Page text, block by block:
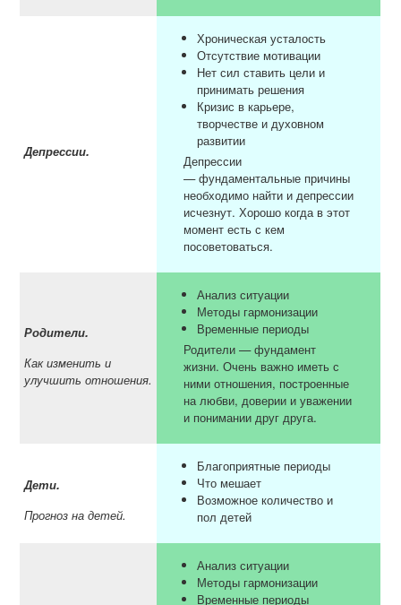
Депрессии.
Хроническая усталость
Отсутствие мотивации
Нет сил ставить цели и
принимать решения
Кризис в карьере,
творчестве и духовном
развитии
Депрессии
— фундаментальные причины
необходимо найти и депрессии
исчезнут. Хорошо когда в этот
момент есть с кем
посоветоваться.
Родители.
Как изменить и
улучшить отношения.
Анализ ситуации
Методы гармонизации
Временные периоды
Родители — фундамент
жизни. Очень важно иметь с
ними отношения, построенные
на любви, доверии и уважении
и понимании друг друга.
Дети.
Прогноз на детей.
Благоприятные периоды
Что мешает
Возможное количество и
пол детей
Анализ ситуации
Методы гармонизации
Временные периоды